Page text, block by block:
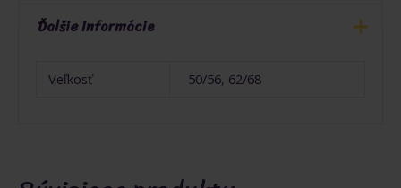
Ďalšie informácie
Veľkosť 50/56, 62/68